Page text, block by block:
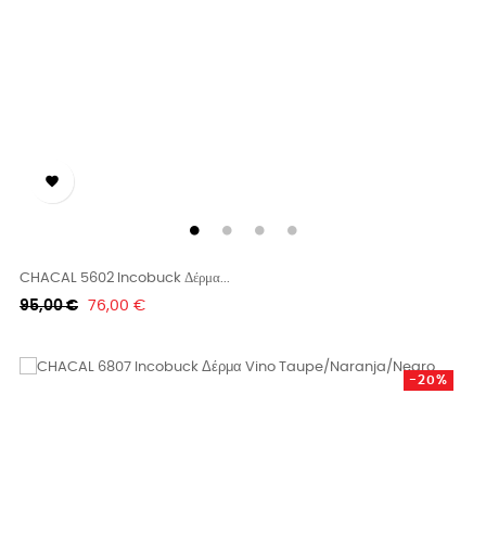

CHACAL 5602 Incobuck Δέρμα...
Κανονική
95,00 € Τιμή
76,00 €
-20%